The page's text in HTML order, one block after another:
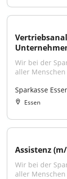
Wir bei der
aller
Sparkasse
Essen
Assistenz
Wir bei der
aller